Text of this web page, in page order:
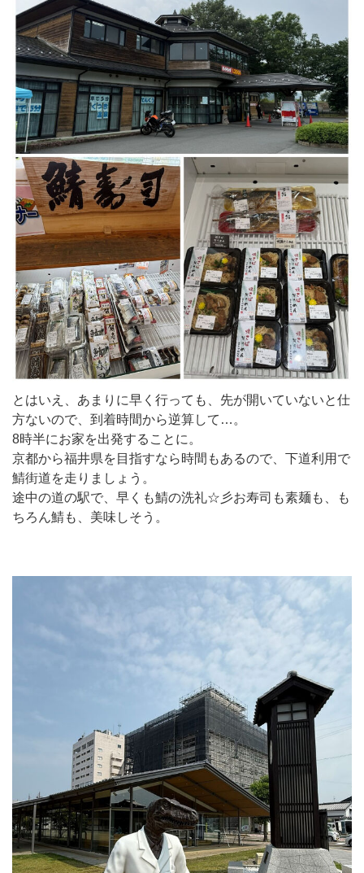
とはいえ、あまりに早く行っても、先が開いていないと仕
方ないので、到着時間から逆算して…。
8時半にお家を出発することに。
京都から福井県を目指すなら時間もあるので、下道利用で
鯖街道を走りましょう。
途中の道の駅で、早くも鯖の洗礼☆彡お寿司も素麺も、も
ちろん鯖も、美味しそう。